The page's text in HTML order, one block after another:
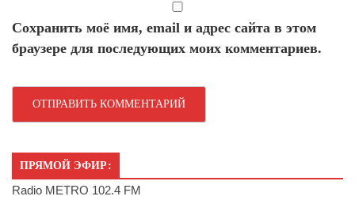
Сохранить моё имя, email и адрес сайта в этом
браузере для последующих моих комментариев.
ПРЯМОЙ ЭФИР:
Radio METRO 102.4 FM